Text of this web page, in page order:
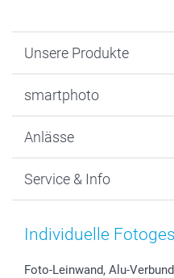
Unsere Produkte
Fotogeschenke
MyNameBook
Fotoabzüge, Fotos als Buch
Zubehör & Material
Foto-Kalender & Agenden
Sticker & Etiketten
smartphoto
Warum smartphoto
Datenschutz
AGB
Presse
Anlässe
Neujahr
Muttertag
Kommunion & Konfirmation
Service & Info
Preise und Versandkosten
48h Lieferung
Individuelle
Foto-Leinwand, Alu-